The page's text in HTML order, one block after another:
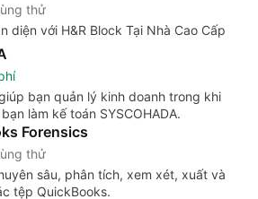
thử
diện với H&R Block Tại Nhà Cao Cấp
bạn quản lý kinh doanh trong khi
làm kế toán SYSCOHADA.
Forensics
thử
sâu, phân tích, xem xét, xuất và
tệp QuickBooks.